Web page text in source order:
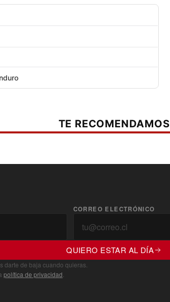
TE RECOMENDAMOS
CORREO ELECTRÓNICO
QUIERO ESTAR AL DÍA
darte de baja cuando quieras.
política de privacidad